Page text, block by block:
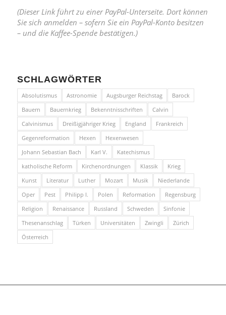
(Dieser Link führt zu einer PayPal-Unterseite. Dort können
Sie sich anmelden – sofern Sie ein PayPal-Konto besitzen
– und die Kaffee-Spende bestätigen.)
SCHLAGWÖRTER
Absolutismus Astronomie Augsburger Reichstag
Barock
Bauern
Bauernkrieg Bekenntnisschriften
Calvin
Calvinismus
Dreißigjähriger Krieg England
Frankreich
Gegenreformation
Hexen
Hexenwesen
Johann Sebastian Bach
Karl V.
Katechismus
katholische Reform
Kirchenordnungen Klassik
Krieg
Kunst
Literatur Luther Mozart Musik
Niederlande
Oper
Pest Philipp I. Polen Reformation
Regensburg
Religion
Renaissance Russland Schweden
Sinfonie
Thesenanschlag
Türken Universitäten Zwingli
Zürich
Österreich